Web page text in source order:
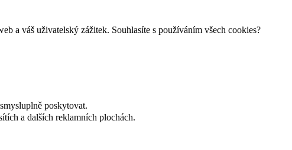
a váš uživatelský zážitek. Souhlasíte s používáním všech cookies?
poskytovat.
a dalších reklamních plochách.